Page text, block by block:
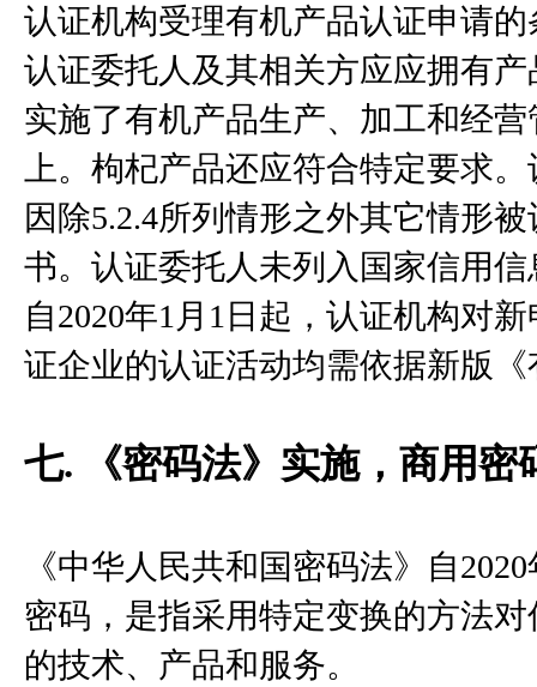
认证机构受理有机产品认证申请
认证委托人及其相关方应应拥有
实施了有机产品生产、加工和经
上。枸杞产品还应符合特定要求
因除5.2.4所列情形之外其它情形
书。认证委托人未列入国家信用
自2020年1月1日起，认证机构对
证企业的认证活动均需依据新版
七. 《密码法》实施，商用
《中华人民共和国密码法》自
密码，是指采用特定变换的方法
的技术、产品和服务。